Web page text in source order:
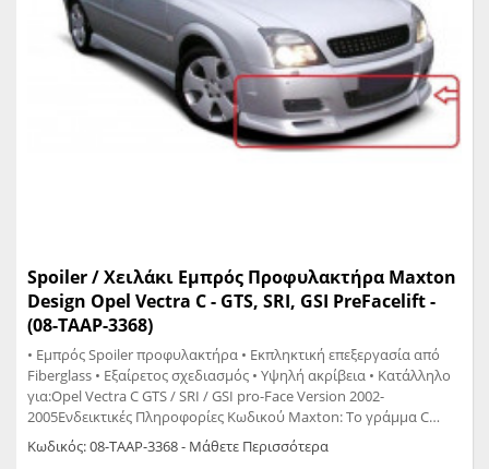
Spoiler / Χειλάκι Εμπρός Προφυλακτήρα Maxton
Design Opel Vectra C - GTS, SRI, GSI PreFacelift -
(08-TAAP-3368)
• Eμπρός Spoiler προφυλακτήρα • Εκπληκτική επεξεργασία από
Fiberglass • Εξαίρετος σχεδιασμός • Υψηλή ακρίβεια • Κατάλληλο
για:Opel Vectra C GTS / SRI / GSI pro-Face Version 2002-
2005Ενδεικτικές Πληροφορίες Κωδικού Maxton: Το γράμμα C
σημαίνει Carbon Look Το γράμμα G σημαίνει Glossy Black Το
γράμμα T σημαίνει Matt
Κωδικός: 08-TAAP-3368 - Μάθετε Περισσότερα